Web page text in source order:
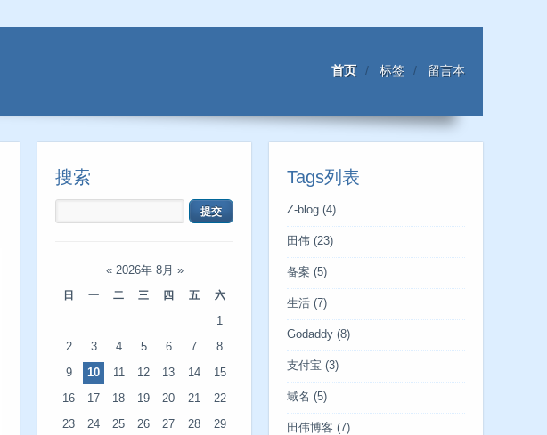
首页 标签 留言本
搜索
« 2026年 8月 »
日
一 二 三 四 五 六
1
2 3 4 5 6 7 8
9 10 11 12 13 14 15
16 17 18 19 20 21 22
23 24 25 26 27 28 29
Tags列表
Z-blog (4)
田伟 (23)
备案 (5)
生活 (7)
Godaddy (8)
支付宝 (3)
域名 (5)
田伟博客 (7)